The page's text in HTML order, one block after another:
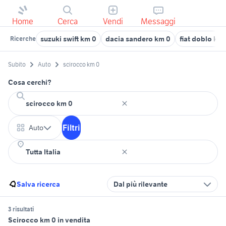
Home Cerca Vendi Messaggi
Ricerche suzuki swift km 0 dacia sandero km 0 fiat doblo km
Subito Auto scirocco km 0
Cosa cerchi?
Auto Filtri
Salva ricerca Dal più rilevante
3 risultati
Scirocco km 0 in vendita